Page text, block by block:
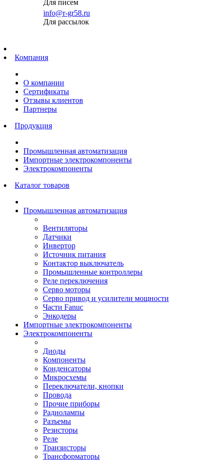
Для писем
info@r-gr58.ru
Для рассылок
Компания
О компании
Сертификаты
Отзывы клиентов
Партнеры
Продукция
Промышленная автоматизация
Импортные электрокомпоненты
Электрокомпоненты
Каталог товаров
Промышленная автоматизация
Вентиляторы
Датчики
Инвертор
Источник питания
Контактор выключатель
Промышленные контроллеры
Реле переключения
Серво моторы
Серво привод и усилители мощности
Части Fanuc
Энкодеры
Импортные электрокомпоненты
Электрокомпоненты
Диоды
Компоненты
Конденсаторы
Микросхемы
Переключатели, кнопки
Провода
Прочие приборы
Радиолампы
Разъемы
Резисторы
Реле
Транзисторы
Трансформаторы